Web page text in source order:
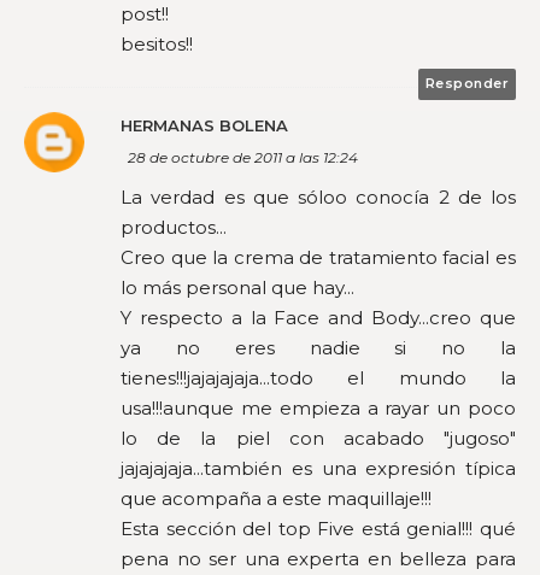
post!!
besitos!!
Responder
HERMANAS BOLENA
28 de octubre de 2011 a las 12:24
La verdad es que sóloo conocía 2 de los
productos...
Creo que la crema de tratamiento facial es
lo más personal que hay...
Y respecto a la Face and Body...creo que
ya no eres nadie si no la
tienes!!!jajajajaja...todo el mundo la
usa!!!aunque me empieza a rayar un poco
lo de la piel con acabado "jugoso"
jajajajaja...también es una expresión típica
que acompaña a este maquillaje!!!
Esta sección del top Five está genial!!! qué
pena no ser una experta en belleza para